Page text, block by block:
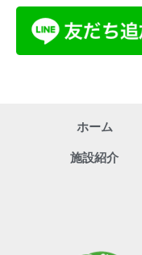
ホーム
施設紹介